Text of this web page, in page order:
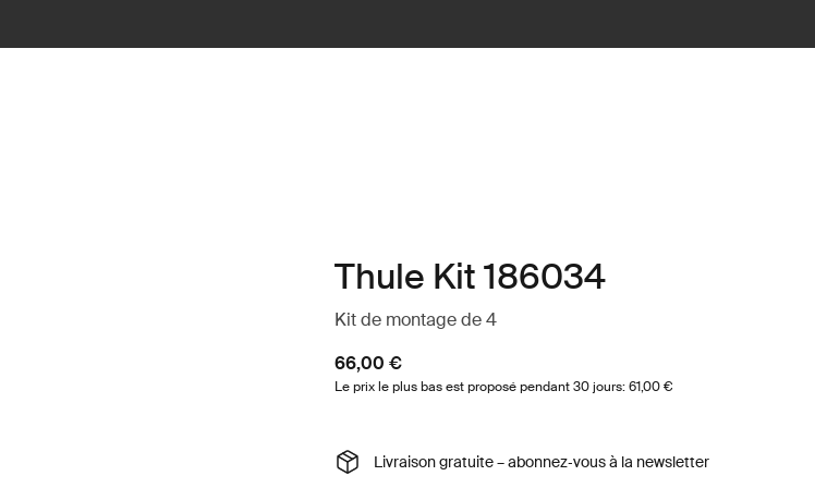
Thule Kit 186034
Kit de montage de 4
66,00 €
Le prix le plus bas est proposé pendant 30 jours: 61,00 €
Livraison gratuite – abonnez‑vous à la newsletter